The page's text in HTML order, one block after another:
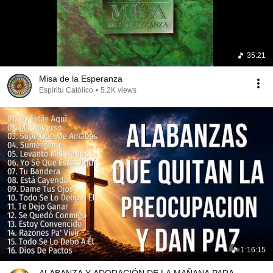
35:21
Misa de la Esperanza
Espíritu Católico • 5.2K views
1:16:15